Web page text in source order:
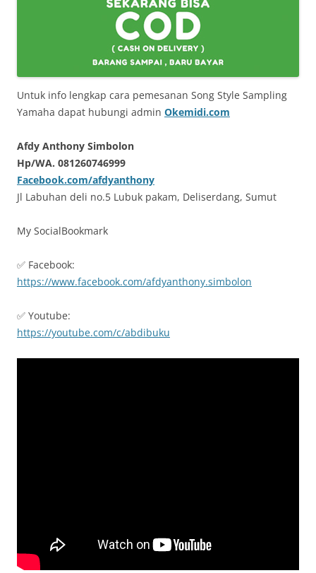
Untuk info lengkap cara pemesanan Song Style Sampling
Yamaha dapat hubungi admin Okemidi.com
Afdy Anthony Simbolon
Hp/WA. 081260746999
Facebook.com/afdyanthony
Jl Labuhan deli no.5 Lubuk pakam, Deliserdang, Sumut
My SocialBookmark
✅ Facebook:
https://www.facebook.com/afdyanthony.simbolon
✅ Youtube:
https://youtube.com/c/abdibuku